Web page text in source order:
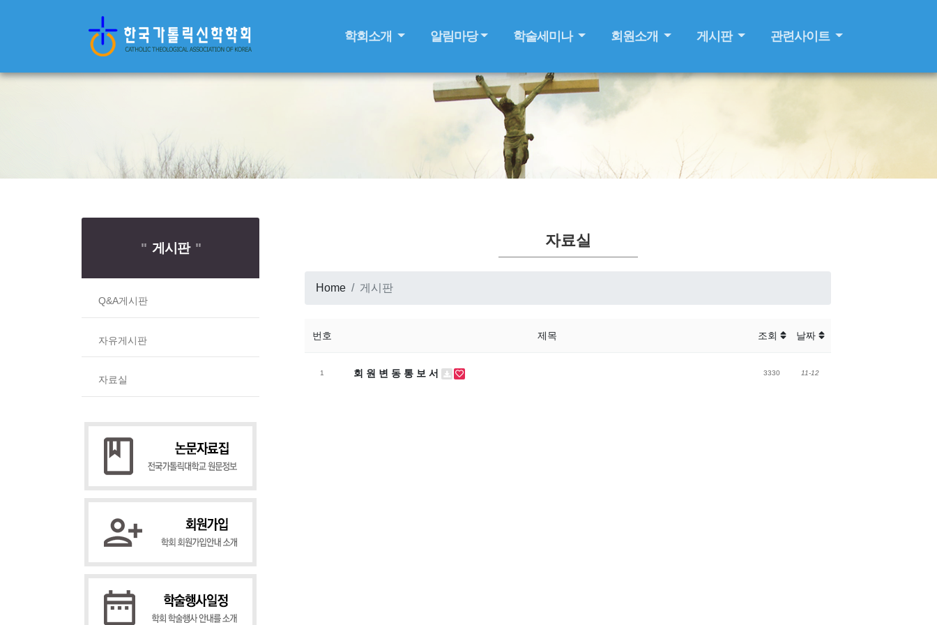
학회소개 알림마당 학술세미나 회원소개 게시판 관련사이트
"게시판 "
Q&A게시판
자유게시판
자료실
자료실
Home 게시판
번호 제목 조회 날짜
1 회 원 변 동 통 보 서 3330 11-12